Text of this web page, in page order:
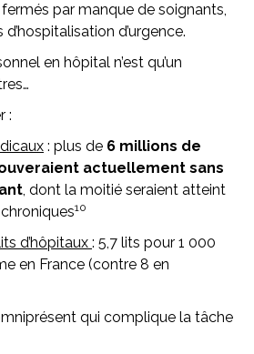
par manque de soignants,
d’urgence.
en hôpital n’est qu’un
:
: plus de 6 millions de
actuellement sans
, dont la moitié seraient atteint
10
d’hôpitaux : 5,7 lits pour 1 000
en France (contre 8 en
qui complique la tâche